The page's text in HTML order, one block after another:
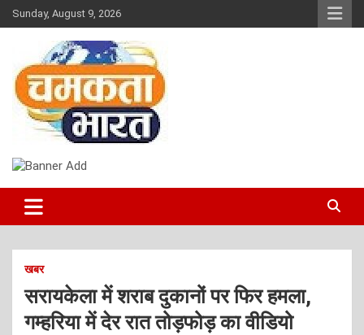
Skip
to
Sunday, August 9, 2026
CHAMAKTA BHARAT
खबर
सरायकेला में शराब दुकानों पर फिर हमला,
गम्हरिया में देर रात तोड़फोड़ का वीडियो